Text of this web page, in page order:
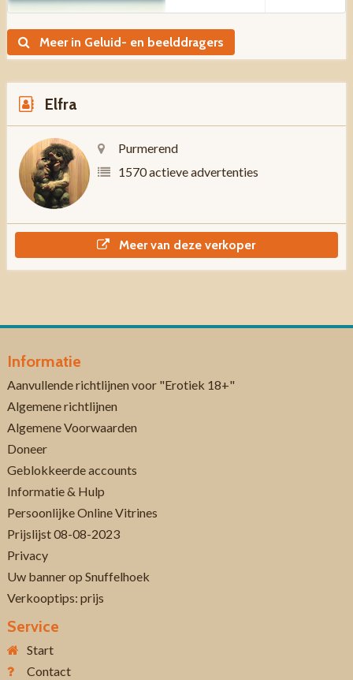
Meer in Geluid- en beelddragers
Elfra
Purmerend
1570 actieve advertenties
Meer van deze verkoper
Informatie
Aanvullende richtlijnen voor "Erotiek 18+"
Algemene richtlijnen
Algemene Voorwaarden
Doneer
Geblokkeerde accounts
Informatie & Hulp
Persoonlijke Online Vitrines
Prijslijst 08-08-2023
Privacy
Uw banner op Snuffelhoek
Verkooptips: prijs
Service
Start
Contact